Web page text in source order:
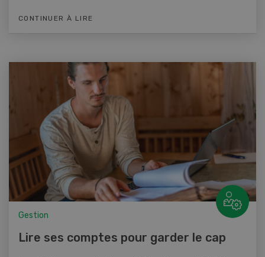
CONTINUER À LIRE
Gestion
Lire ses comptes pour garder le cap